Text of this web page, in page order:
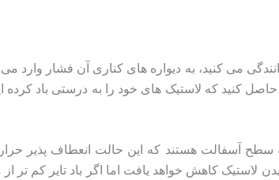
می کنید، به دیواره های کناری آن فشار وارد
کنید که لاستیک های خود را به درستی باد
آسفالت هستند که این حالت انعطاف پذیر
کاهش خواهد یافت اما اگر باد تایر کم تر از